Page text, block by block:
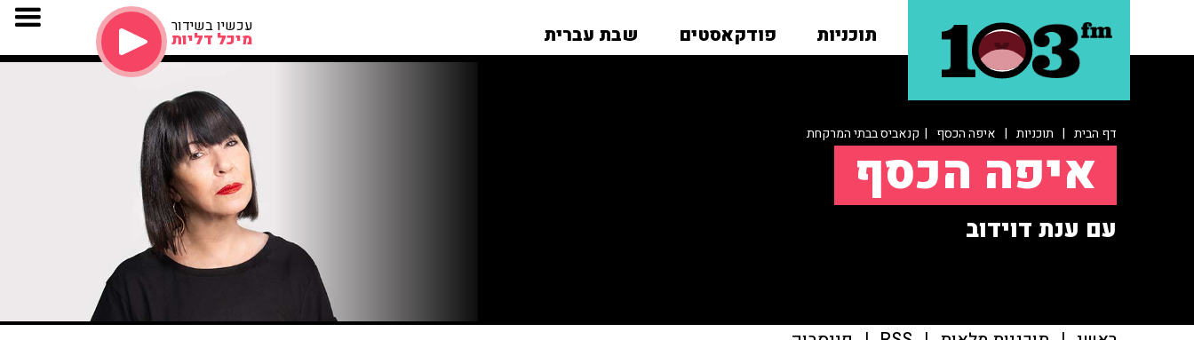
תוכניות פודקאסטים שבת עברית עכשיו בשידור
מיכל דליות
דף הבית | תוכניות | איפה הכסף | קנאביס בבתי המרקחת
איפה הכסף
עם ענת דוידוב